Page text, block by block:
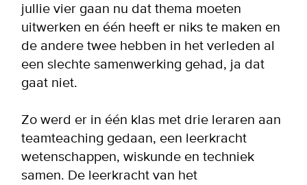
jullie vier gaan nu dat thema moeten
uitwerken en één heeft er niks te maken en
de andere twee hebben in het verleden al
een slechte samenwerking gehad, ja dat
gaat niet.
Zo werd er in één klas met drie leraren aan
teamteaching gedaan, een leerkracht
wetenschappen, wiskunde en techniek
samen. De leerkracht van het